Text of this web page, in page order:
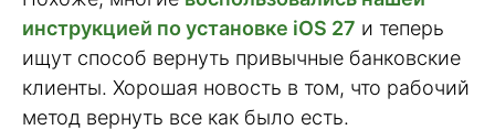
инструкцией по установке iOS 27 и теперь
ищут способ вернуть привычные банковские
клиенты. Хорошая новость в том, что рабочий
метод вернуть все как было есть.